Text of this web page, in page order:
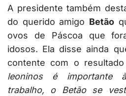
A presidente também
do querido amigo Betão
ovos de Páscoa que
idosos. Ela disse ainda
contente com o
leoninos é importante
trabalho, o Betão se